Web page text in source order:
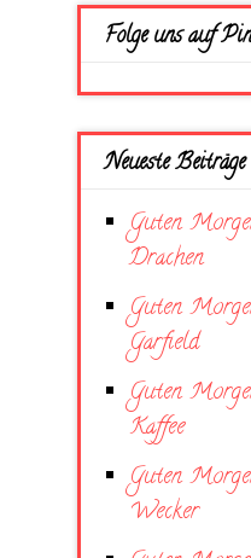
Folge uns auf
Neueste Beiträge
Guten
Drachen
Guten
Garfield
Guten
Kaffee
Guten
Wecker